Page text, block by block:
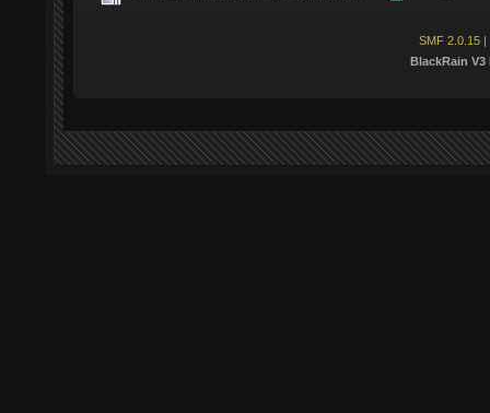
SMF 2.0.15 |
BlackRain V3